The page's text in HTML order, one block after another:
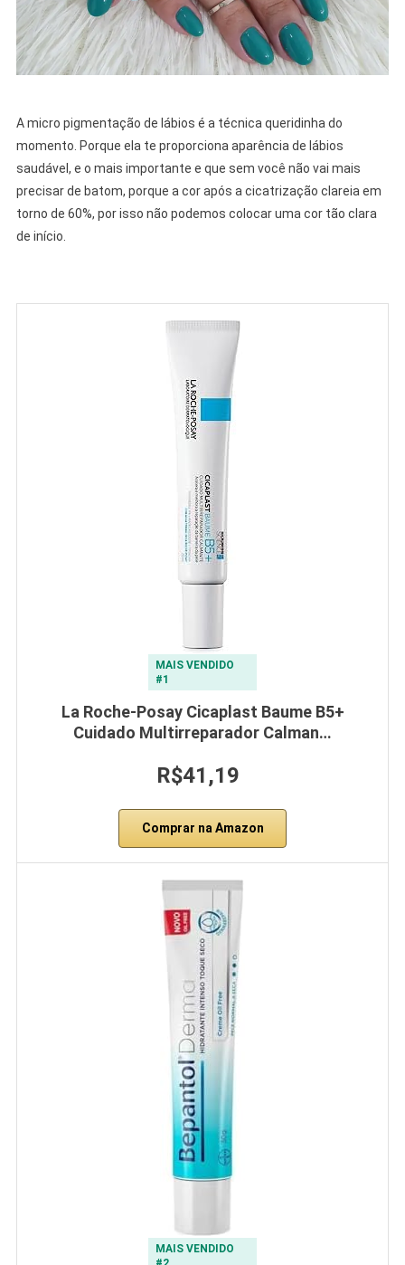
A micro pigmentação de lábios é a técnica queridinha do
momento. Porque ela te proporciona aparência de lábios
saudável, e o mais importante e que sem você não vai mais
precisar de batom, porque a cor após a cicatrização clareia em
torno de 60%, por isso não podemos colocar uma cor tão clara
de início.
MAIS VENDIDO
#1
La Roche-Posay Cicaplast Baume B5+
Cuidado Multirreparador Calman…
R$41,19
Comprar na Amazon
MAIS VENDIDO